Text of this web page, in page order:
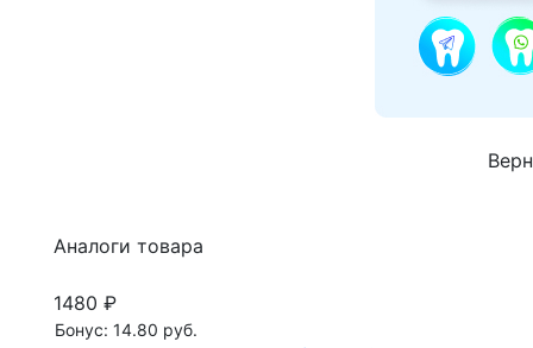
Аналоги товара
1480 ₽
Бонус: 14.80 руб.